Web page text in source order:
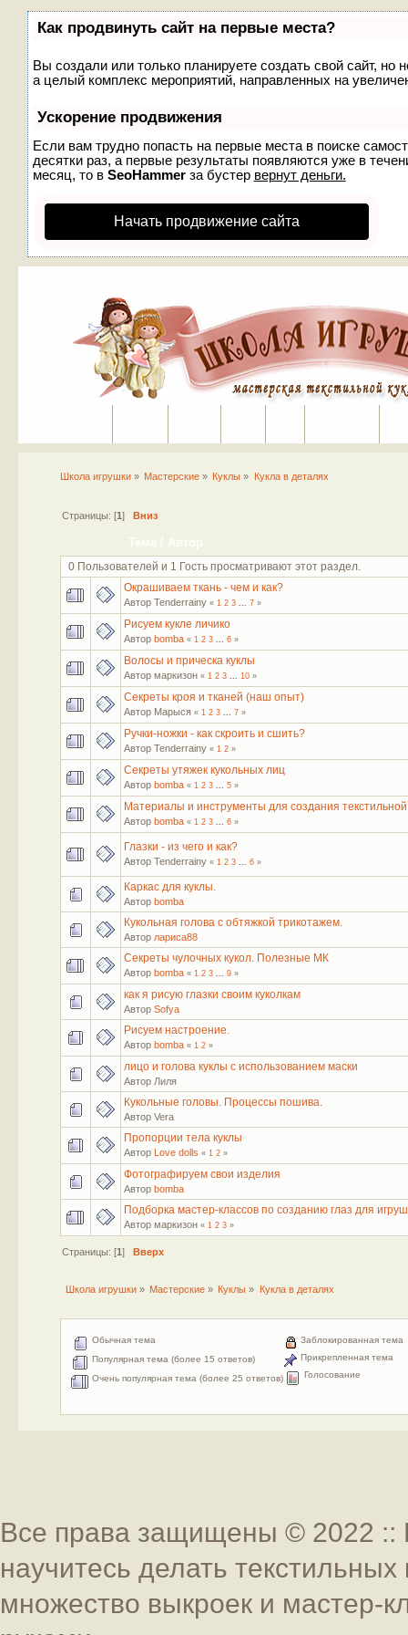
Как продвинуть сайт на первые места?
Вы создали или только планируете создать свой сайт, но
а целый комплекс мероприятий, направленных на
Ускорение продвижения
Если вам трудно попасть на первые места в поиске
десятки раз, а первые результаты появляются уже в
месяц, то в SeoHammerза бустер вернут деньги.
Начать продвижение сайта
Школа игрушки» Мастерские » Куклы » Кукла в деталях
Страницы: [1] Вниз
Тема / Автор
0 Пользователей и 1 Гость просматривают этот раздел.
Окрашиваем ткань - чем и как?
Автор Tenderrainy « 1 2 3 7»
Рисуем кукле личико
Автор bomba « 1 2 3 6»
Волосы и прическа куклы
Автор маркизон « 1 2 3 10»
Секреты кроя и тканей (наш опыт)
Автор Марыся « 1 2 3 7»
Ручки-ножки - как скроить и сшить?
Автор Tenderrainy « 1 2»
Секреты утяжек кукольных лиц
Автор bomba « 1 2 3 5»
Материалы и инструменты для создания текстильной
Автор bomba « 1 2 3 6»
Глазки - из чего и как?
Автор Tenderrainy « 1 2 3 6»
Каркас для куклы.
Автор bomba
Кукольная голова с обтяжкой трикотажем.
Автор лариса88
Секреты чулочных кукол. Полезные МК
Автор bomba « 1 2 3 9»
как я рисую глазки своим куколкам
Автор Sofya
Рисуем настроение.
Автор bomba « 1 2»
лицо и голова куклы с использованием маски
Автор Лиля
Кукольные головы. Процессы пошива.
Автор Vera
Пропорции тела куклы
Автор Love dolls « 1 2»
Фотографируем свои изделия
Автор bomba
Подборка мастер-классов по созданию глаз для
Автор маркизон « 1 2 3»
Страницы: [1] Вверх
Школа игрушки» Мастерские » Куклы » Кукла в деталях
Обычная тема
Популярная тема (более 15 ответов)
Очень популярная тема (более 25 ответов)
Заблокированная тема
Прикрепленная тема
Голосование
Все права защищены © 2022
научитесь делать
множество выкроек и мастер-